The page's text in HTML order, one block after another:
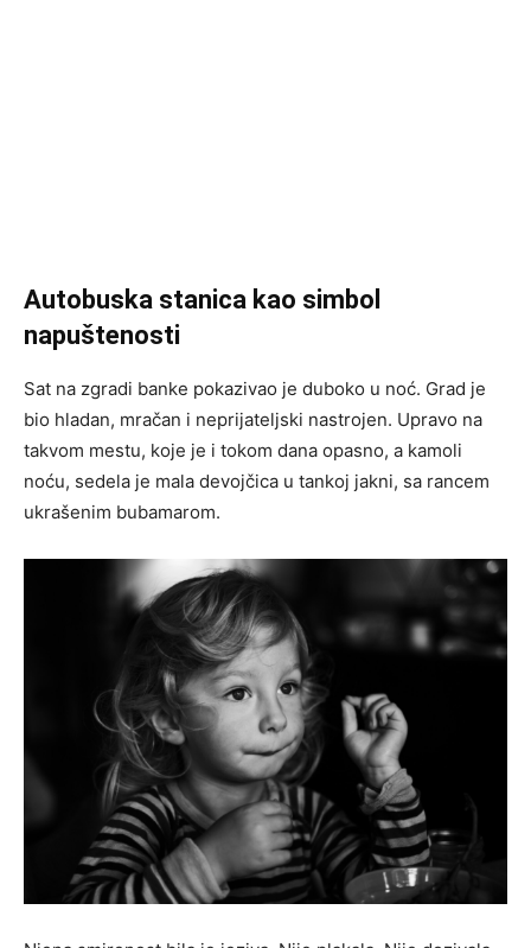
Autobuska stanica kao simbol
napuštenosti
Sat na zgradi banke pokazivao je duboko u noć. Grad je
bio hladan, mračan i neprijateljski nastrojen. Upravo na
takvom mestu, koje je i tokom dana opasno, a kamoli
noću, sedela je mala devojčica u tankoj jakni, sa rancem
ukrašenim bubamarom.